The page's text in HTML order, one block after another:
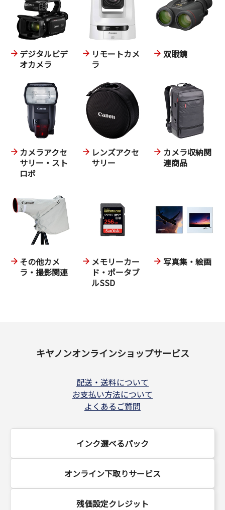
デジタルビデ
オカメラ
リモートカメ
ラ
双眼鏡
カメラアクセ
サリー・スト
ロボ
レンズアクセ
サリー
カメラ収納関
連商品
その他カメ
ラ・撮影関連
メモリーカー
ド・ポータブ
ルSSD
写真集・絵画
キヤノンオンラインショップサービス
配送・送料について
お支払い方法について
よくあるご質問
インク選べるパック
オンライン下取りサービス
残価設定クレジット